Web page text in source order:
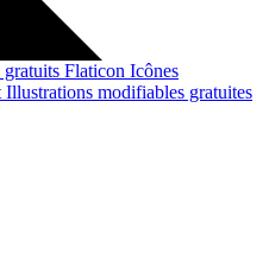
gratuits Flaticon Icônes
Illustrations modifiables gratuites